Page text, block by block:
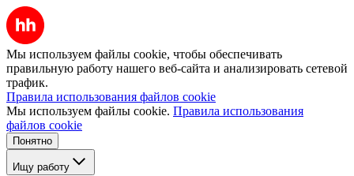
Мы используем файлы cookie, чтобы обеспечивать
правильную работу нашего веб-сайта и анализировать сетевой
трафик.
Правила использования файлов cookie
Мы используем файлы cookie. Правила использования
файлов cookie
Понятно
Ищу работу